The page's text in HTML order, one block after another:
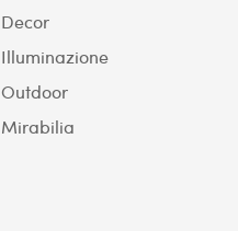
Decor
Illuminazione
Outdoor
Mirabilia